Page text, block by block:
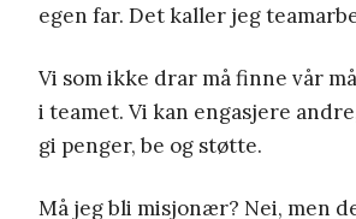
egen far. Det kaller jeg
Vi som ikke drar må finne vår
i teamet. Vi kan engasjere
gi penger, be og støtte.
Må jeg bli misjonær? Nei, men